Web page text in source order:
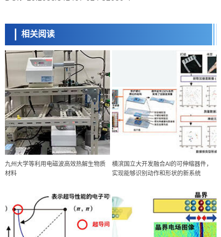
相关阅读
九州大学等利用电磁波高效热解生物质
材料
横滨国立大开发融合AI的可伸缩器件，
实现能够识别动作和形状的新系统